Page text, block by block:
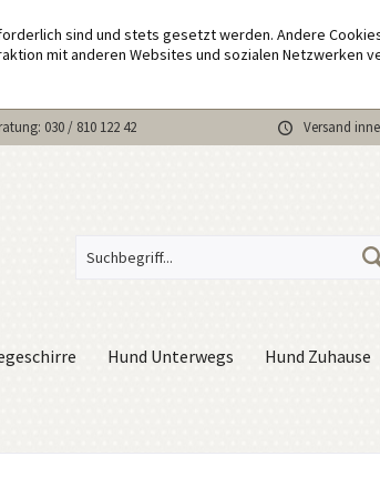
sind und stets gesetzt werden. Andere
mit anderen Websites und sozialen Netzwerken
030 / 810 122 42 Versand
Hund Unterwegs Hund Zuhause